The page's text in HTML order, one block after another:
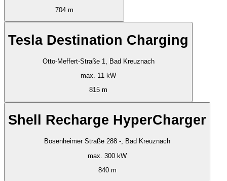
704 m
Tesla Destination Charging
Otto-Meffert-Straße 1, Bad Kreuznach
max. 11 kW
815 m
Shell Recharge HyperCharger
Bosenheimer Straße 288 -, Bad Kreuznach
max. 300 kW
840 m